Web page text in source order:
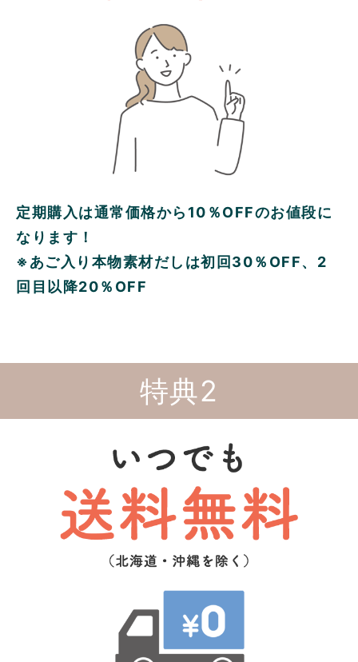
定期購入は通常価格から10％OFFのお値段に
なります！
※あご入り本物素材だしは初回30％OFF、2
回目以降20％OFF
特典2